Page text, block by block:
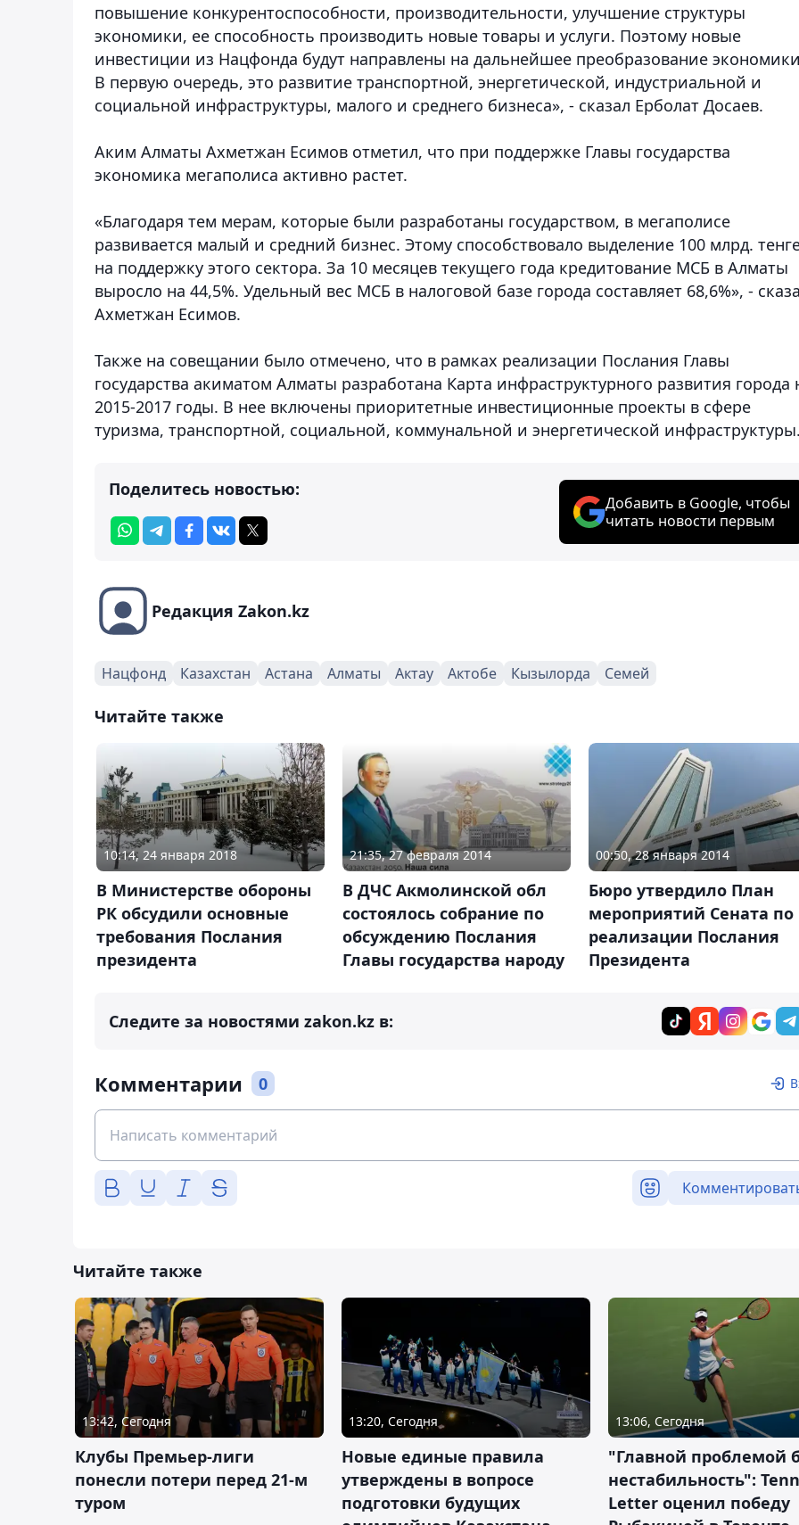
повышение конкурентоспособности, производительности, улучшение структуры
экономики, ее способность производить новые товары и услуги. Поэтому новые
инвестиции из Нацфонда будут направлены на дальнейшее преобразование
В первую очередь, это развитие транспортной, энергетической, индустриальной и
социальной инфраструктуры, малого и среднего бизнеса», - сказал Ерболат Досаев.
Аким Алматы Ахметжан Есимов отметил, что при поддержке Главы государства
экономика мегаполиса активно растет.
«Благодаря тем мерам, которые были разработаны государством, в мегаполисе
развивается малый и средний бизнес. Этому способствовало выделение 100 млрд.
на поддержку этого сектора. За 10 месяцев текущего года кредитование МСБ в Алматы
выросло на 44,5%. Удельный вес МСБ в налоговой базе города составляет 68,6%», -
Ахметжан Есимов.
Также на совещании было отмечено, что в рамках реализации Послания Главы
государства акиматом Алматы разработана Карта инфраструктурного развития города
2015-2017 годы. В нее включены приоритетные инвестиционные проекты в сфере
туризма, транспортной, социальной, коммунальной и энергетической
Поделитесь новостью:
Добавить в Google, чтобы
читать новости первым
Редакция Zakon.kz
Нацфонд Казахстан Астана Алматы Актау Актобе Кызылорда Семей
Читайте также
10:14, 24 января 2018
В Министерстве обороны
РК обсудили основные
требования Послания
президента
21:35, 27 февраля 2014
В ДЧС Акмолинской обл
состоялось собрание по
обсуждению Послания
Главы государства народу
00:50, 28 января 2014
Бюро утвердило План
мероприятий Сената по
реализации Послания
Президента
Следите за новостями zakon.kz в:
Комментарии 0
Читайте также
13:42, Сегодня
Клубы Премьер-лиги
понесли потери перед 21-м
туром
13:20, Сегодня
Новые единые правила
утверждены в вопросе
подготовки будущих
13:06, Сегодня
"Главной проблемой
нестабильность":
Letter оценил победу